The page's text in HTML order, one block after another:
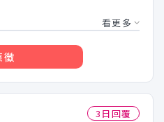
看更多
徵
3日回覆